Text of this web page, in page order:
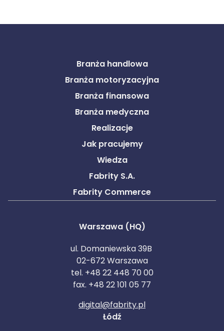
Branża handlowa
Branża motoryzacyjna
Branża finansowa
Branża medyczna
Realizacje
Jak pracujemy
Wiedza
Fabrity S.A.
Fabrity Commerce
Warszawa (HQ)
ul. Domaniewska 39B
02-672 Warszawa
tel. +48 22 448 70 00
fax. +48 22 101 05 77
digital@fabrity.pl
Łódź